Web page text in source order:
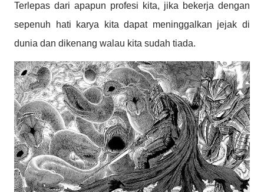
Terlepas dari apapun profesi kita, jika bekerja dengan
sepenuh hati karya kita dapat meninggalkan jejak di
dunia dan dikenang walau kita sudah tiada.